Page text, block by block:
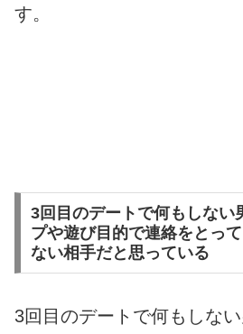
す。
3回目のデートで何もしない
プや遊び目的で連絡をとっ
ない相手だと思っている
3回目のデートで何もしな